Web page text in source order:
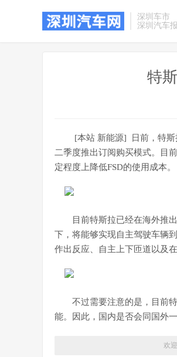
深圳车市
深圳汽车
特
[本站 新能源] 日前，特斯
二季度推出订阅购买模式。目
定程度上降低FSD的使用成本。
目前特斯拉已经在海外推
下，将能够实现自主驾驶车辆
作出反应、自主上下匝道以及
不过需要注意的是，目前
能。因此，国内是否会同国外
欢